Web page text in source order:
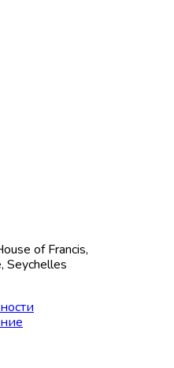
of Francis,
Seychelles